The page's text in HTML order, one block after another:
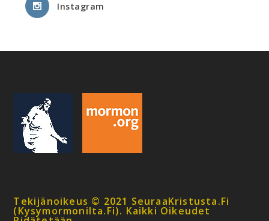
Instagram
Tekijänoikeus © 2021 SeuraaKristusta.fi
(kysymormonilta.fi). Kaikki Oikeudet